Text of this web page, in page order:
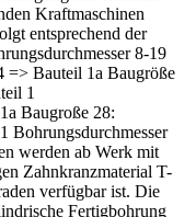
Kraftmaschinen
entsprechend der
8-19
=> Bauteil 1a Baugröße
1
Baugroße 28:
Bohrungsdurchmesser
werden ab Werk mit
Zahnkranzmaterial T-
verfügbar ist. Die
Fertigbohrung